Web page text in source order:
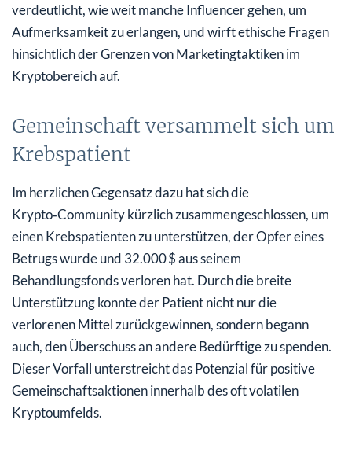
verdeutlicht, wie weit manche Influencer gehen, um
Aufmerksamkeit zu erlangen, und wirft ethische Fragen
hinsichtlich der Grenzen von Marketingtaktiken im
Kryptobereich auf.
Gemeinschaft versammelt sich um
Krebspatient
Im herzlichen Gegensatz dazu hat sich die
Krypto‑Community kürzlich zusammengeschlossen, um
einen Krebspatienten zu unterstützen, der Opfer eines
Betrugs wurde und 32.000 $ aus seinem
Behandlungsfonds verloren hat. Durch die breite
Unterstützung konnte der Patient nicht nur die
verlorenen Mittel zurückgewinnen, sondern begann
auch, den Überschuss an andere Bedürftige zu spenden.
Dieser Vorfall unterstreicht das Potenzial für positive
Gemeinschaftsaktionen innerhalb des oft volatilen
Kryptoumfelds.